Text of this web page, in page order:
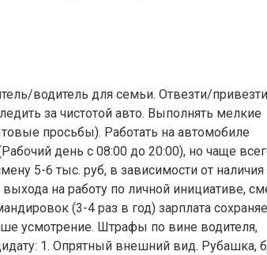
водитель для семьи. Отвезти/
за чистотой авто. Выполнять мелкие
просьбы). Работать на автомобиле
день с 08:00 до 20:00), но чаще
5-6 тыс. руб, в зависимости от наличия
на работу по личной инициативе,
(3-4 раз в год) зарплата
усмотрение. Штрафы по вине водителя,
1. Опрятный внешний вид. Рубашка,